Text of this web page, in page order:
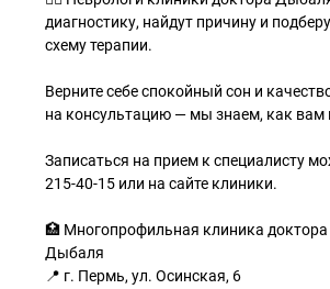
диагностику, найдут причину и
схему терапии.
Верните себе спокойный сон и
на консультацию — мы знаем, как вам
Записаться на прием к специалисту
215-40-15 или на сайте клиники.
🏥 Многопрофильная клиника доктора
Дыбаля
📍 г. Пермь, ул. Осинская, 6